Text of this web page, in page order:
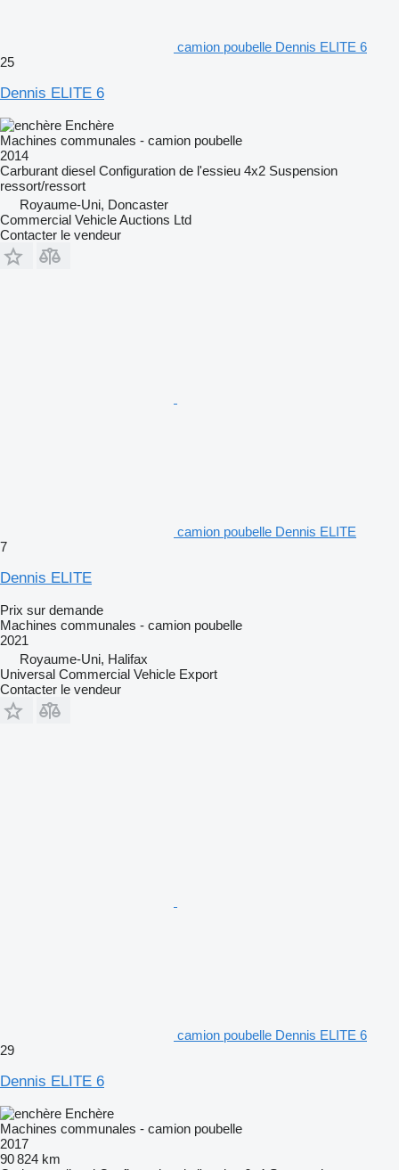
camion poubelle Dennis ELITE 6
25
Dennis ELITE 6
Enchère
Machines communales - camion poubelle
2014
Carburant diesel Configuration de l'essieu 4x2 Suspension
ressort/ressort
Royaume-Uni, Doncaster
Commercial Vehicle Auctions Ltd
Contacter le vendeur
camion poubelle Dennis ELITE
7
Dennis ELITE
Prix sur demande
Machines communales - camion poubelle
2021
Royaume-Uni, Halifax
Universal Commercial Vehicle Export
Contacter le vendeur
camion poubelle Dennis ELITE 6
29
Dennis ELITE 6
Enchère
Machines communales - camion poubelle
2017
90 824 km